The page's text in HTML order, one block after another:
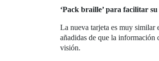
‘Pack braille’ para facilitar
La nueva tarjeta es muy similar
añadidas de que la información
visión.